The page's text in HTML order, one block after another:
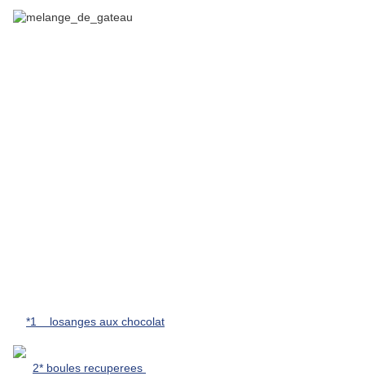
*1 losanges aux chocolat
2* boules recuperees